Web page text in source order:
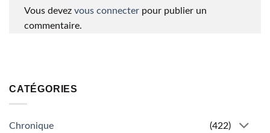
Vous devez vous connecter pour publier un
commentaire.
CATÉGORIES
Chronique (422)